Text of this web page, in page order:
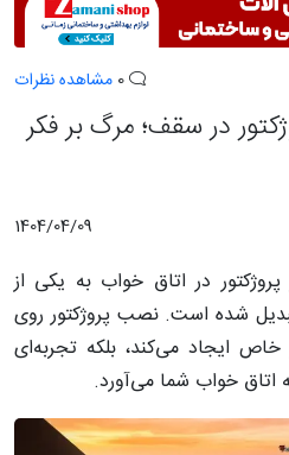
مشاهده نظرات
در سقف؛ مرگ بر فکر
1404/04/09
در اتاق خواب به یکی از
شده است. نصب پروژکتور روی
ایجاد می‌کند، بلکه تجربه‌ای
اتاق خواب شما می‌آورد.